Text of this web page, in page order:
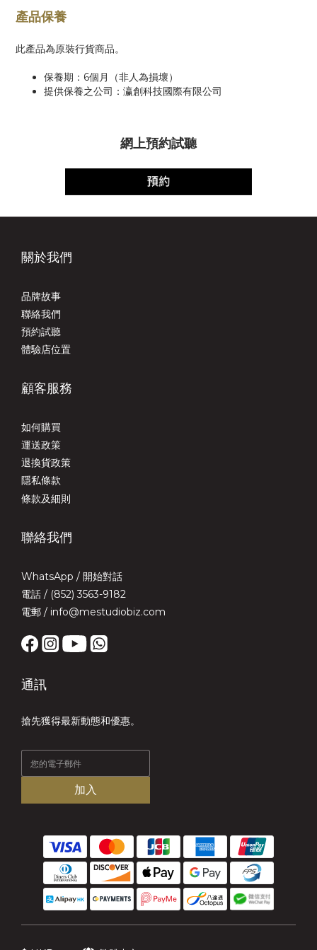
產品保養
此產品為原裝行貨商品。
保養期：6個月（非人為損壞）
提供保養之公司：瀛創科技國際有限公司
網上預約試聽
關於我們
品牌故事
聯絡我們
預約試聽
體驗店位置
顧客服務
如何購買
運送政策
退換貨政策
隱私條款
條款及細則
聯絡我們
WhatsApp / 開始對話
電話 / (852) 3563-9182
電郵 / info@mestudiobiz.com
通訊
搶先獲得最新動態和優惠。
加入